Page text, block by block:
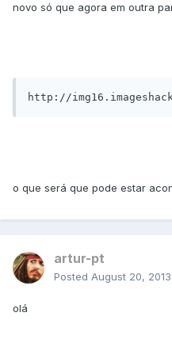
novo só que agora em outra
http://
o que será que pode estar
artur-pt
Posted August 20, 2013
olá